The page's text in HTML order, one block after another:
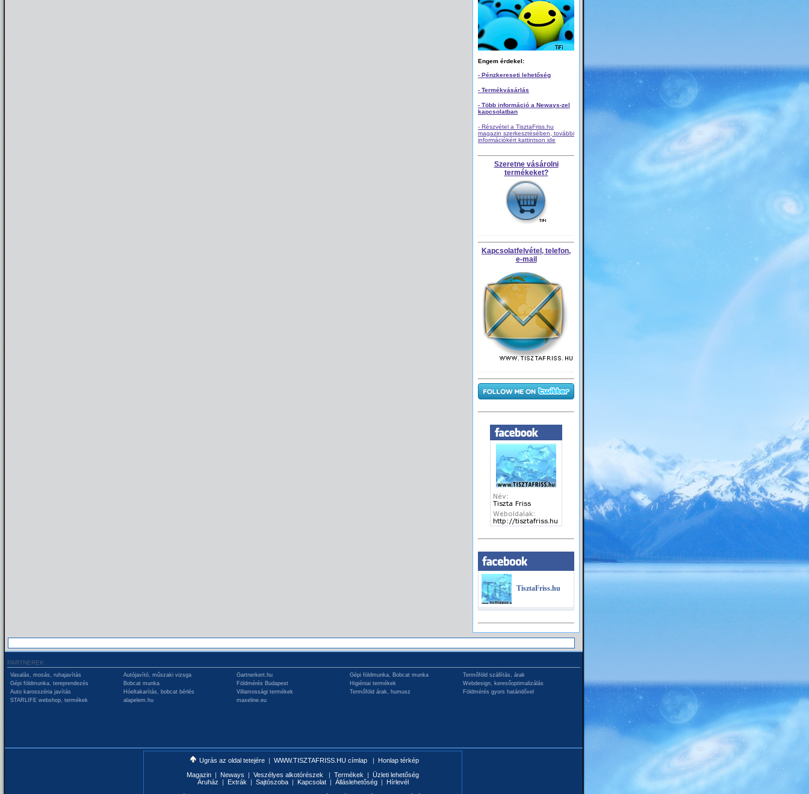
Engem érdekel:
- Pénzkereseti lehetőség
- Termékvásárlás
- Több információ a Neways-zel
kapcsolatban
- Részvétel a TisztaFriss.hu
magazin szerkesztésében, további
információkért kattintson ide
Szeretne vásárolni
termékeket?
Kapcsolatfelvétel, telefon,
e-mail
TisztaFriss.hu
PARTNEREK:
Vasalás, mosás, ruhajavítás Autójavító, műszaki vizsga Gartnerkert.hu Gépi földmunka, Bobcat munka
Termőföld szállítás, árak
Gépi földmunka, tereprendezés
Bobcat munka Földmérés Budapest Higiéniai termékek
Webdesign, keresőoptimalizálás
Auto karosszéria javítás
Hóeltakarítás, bobcat bérlés Villamossági termékek Termőföld árak, humusz
Földmérés gyors határidővel
STARLIFE webshop, termékek
alapelem.hu maxeline.eu
Ugrás az oldal tetejére | WWW.TISZTAFRISS.HU címlap |
Honlap térkép
Magazin | Neways | Veszélyes alkotórészek | Termékek | Üzleti lehetőség
Áruház
| Extrák | Sajtószoba | Kapcsolat | Álláslehetőség |
Hírlevél